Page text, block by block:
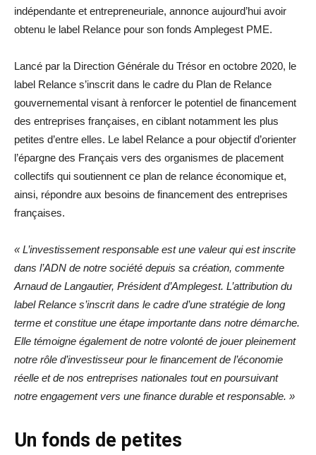
indépendante et entrepreneuriale, annonce aujourd’hui avoir
obtenu le label Relance pour son fonds Amplegest PME.
Lancé par la Direction Générale du Trésor en octobre 2020, le
label Relance s’inscrit dans le cadre du Plan de Relance
gouvernemental visant à renforcer le potentiel de financement
des entreprises françaises, en ciblant notamment les plus
petites d’entre elles. Le label Relance a pour objectif d’orienter
l’épargne des Français vers des organismes de placement
collectifs qui soutiennent ce plan de relance économique et,
ainsi, répondre aux besoins de financement des entreprises
françaises.
« L’investissement responsable est une valeur qui est inscrite
dans l’ADN de notre société depuis sa création, commente
Arnaud de Langautier, Président d’Amplegest. L’attribution du
label Relance s’inscrit dans le cadre d’une stratégie de long
terme et constitue une étape importante dans notre démarche.
Elle témoigne également de notre volonté de jouer pleinement
notre rôle d’investisseur pour le financement de l’économie
réelle et de nos entreprises nationales tout en poursuivant
notre engagement vers une finance durable et responsable. »
Un fonds de petites